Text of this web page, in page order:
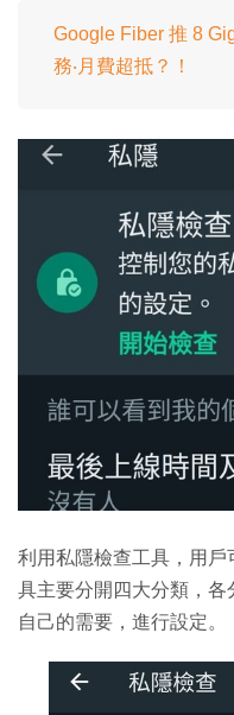
Google Fiber 推 8
務‧月費超抵？！
利用私隱檢查工具，用戶
具主要分開四大分類，
自己的需要，進行設定。